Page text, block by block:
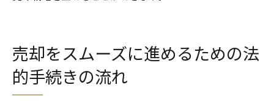
売却をスムーズに進めるための法
的手続きの流れ